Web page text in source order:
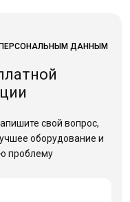
ДАННЫМ
свой вопрос,
оборудование и
проблему